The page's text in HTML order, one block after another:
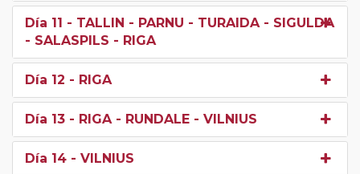
Día 11 - TALLIN - PARNU - TURAIDA - SIGULDA
- SALASPILS - RIGA
Día 12 - RIGA
Día 13 - RIGA - RUNDALE - VILNIUS
Día 14 - VILNIUS